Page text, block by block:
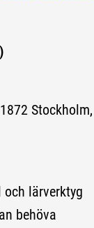
Stockholm,
och lärverktyg
behöva